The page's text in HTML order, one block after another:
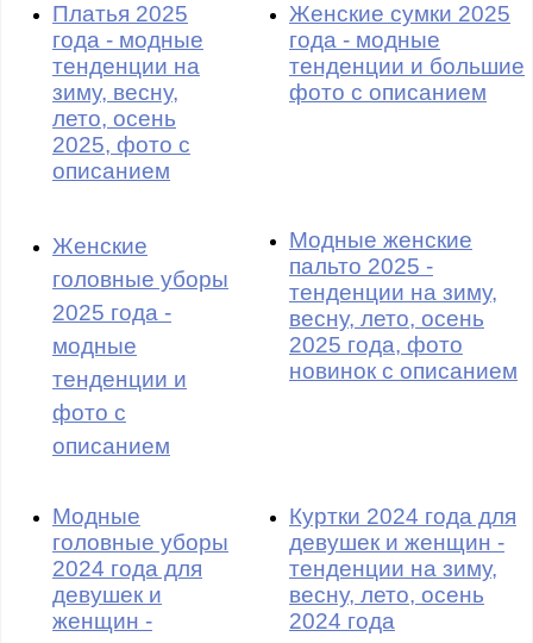
Платья 2025
года - модные
тенденции на
зиму, весну,
лето, осень
2025, фото с
описанием
Женские сумки 2025
года - модные
тенденции и большие
фото с описанием
Женские
головные уборы
2025 года -
модные
тенденции и
фото с
описанием
Модные женские
пальто 2025 -
тенденции на зиму,
весну, лето, осень
2025 года, фото
новинок с описанием
Модные
головные уборы
2024 года для
девушек и
женщин -
Куртки 2024 года для
девушек и женщин -
тенденции на зиму,
весну, лето, осень
2024 года